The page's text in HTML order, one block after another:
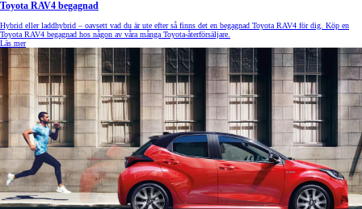
Toyota RAV4 begagnad
Hybrid eller laddhybrid – oavsett vad du är ute efter så finns det en begagnad Toyota RAV4 för dig. Köp en
Toyota RAV4 begagnad hos någon av våra många Toyota-återförsäljare.
Läs mer